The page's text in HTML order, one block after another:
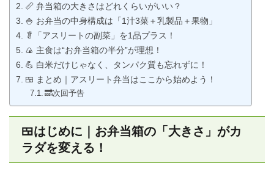
📏 弁当箱の大きさはどれくらいがいい？
🍚 お弁当の中身構成は「1汁3菜＋乳製品＋果物」
🥬「アスリートの副菜」を1品プラス！
🍙 主食は“お弁当箱の半分”が理想！
💪 白米だけじゃなく、タンパク質も忘れずに！
🍱 まとめ｜アスリート弁当はここから始めよう！
🔜次回予告
🍱はじめに｜お弁当箱の「大きさ」がカ
ラダを変える！